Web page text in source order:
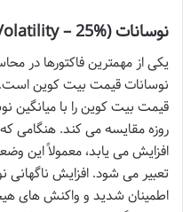
نوسانات (Volatility – 25%)
یکی از مهمترین فاکتورها در
نوسانات قیمت بیت کوین است.
روزه مقایسه می کند. هنگامی
افزایش می یابد، معمولاً این
تعبیر می شود. افزایش ناگهانی
اطمینان شدید و واکنش های